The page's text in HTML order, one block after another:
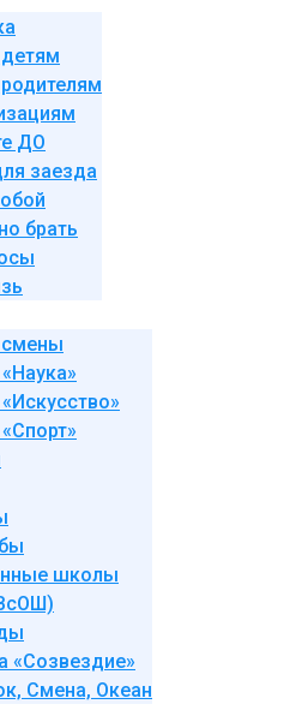
ДО
заезда
брать
школы
«Созвездие»
Смена, Океан